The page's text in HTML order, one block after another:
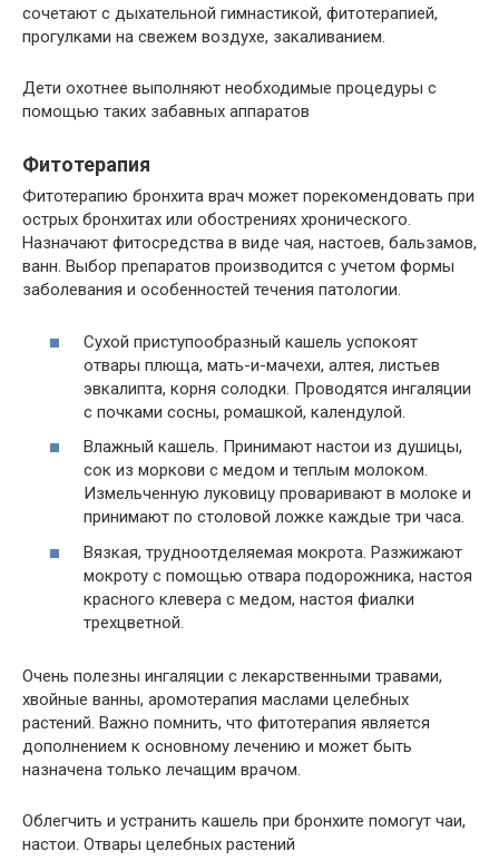
сочетают с дыхательной гимнастикой, фитотерапией,
прогулками на свежем воздухе, закаливанием.
Дети охотнее выполняют необходимые процедуры с
помощью таких забавных аппаратов
Фитотерапия
Фитотерапию бронхита врач может порекомендовать при
острых бронхитах или обострениях хронического.
Назначают фитосредства в виде чая, настоев, бальзамов,
ванн. Выбор препаратов производится с учетом формы
заболевания и особенностей течения патологии.
Сухой приступообразный кашель успокоят
отвары плюща, мать-и-мачехи, алтея, листьев
эвкалипта, корня солодки. Проводятся ингаляции
с почками сосны, ромашкой, календулой.
Влажный кашель. Принимают настои из душицы,
сок из моркови с медом и теплым молоком.
Измельченную луковицу проваривают в молоке и
принимают по столовой ложке каждые три часа.
Вязкая, трудноотделяемая мокрота. Разжижают
мокроту с помощью отвара подорожника, настоя
красного клевера с медом, настоя фиалки
трехцветной.
Очень полезны ингаляции с лекарственными травами,
хвойные ванны, аромотерапия маслами целебных
растений. Важно помнить, что фитотерапия является
дополнением к основному лечению и может быть
назначена только лечащим врачом.
Облегчить и устранить кашель при бронхите помогут чаи,
настои. Отвары целебных растений